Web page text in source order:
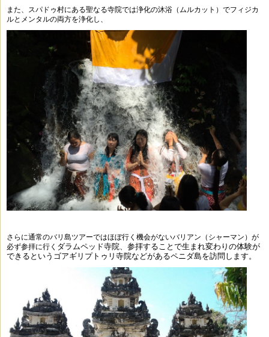
また、スパドゥ村にある聖なる寺院では浄化の沐浴（ムルカット）でフィジカ
ルとメンタルの両方を浄化し、
さらに通常のバリ島ツアーではほぼ行く機会がないバリアン（シャーマン）が
必ず参拝に行く ダラムペッド寺院、 参拝することで生まれ変わりの体験が
できるという ゴアギリプトゥリ寺院などがあるペニダ島を訪問します。